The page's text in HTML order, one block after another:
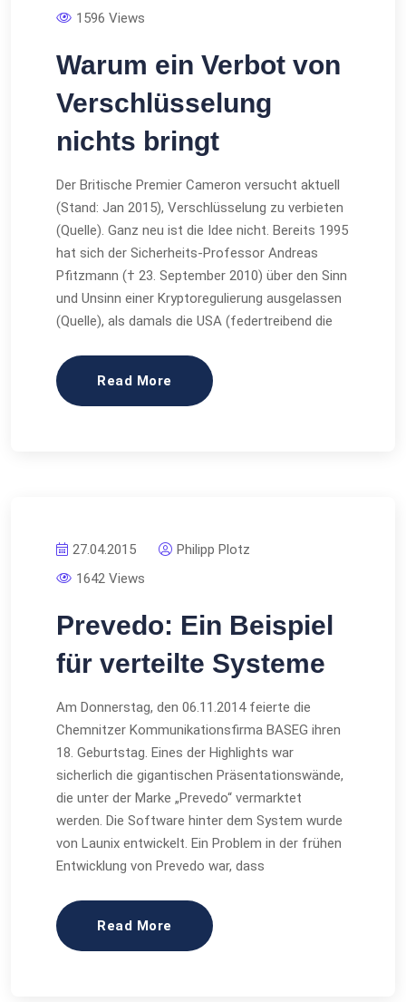
1596 Views
Warum ein Verbot von
Verschlüsselung
nichts bringt
Der Britische Premier Cameron versucht aktuell
(Stand: Jan 2015), Verschlüsselung zu verbieten
(Quelle). Ganz neu ist die Idee nicht. Bereits 1995
hat sich der Sicherheits-Professor Andreas
Pfitzmann († 23. September 2010) über den Sinn
und Unsinn einer Kryptoregulierung ausgelassen
(Quelle), als damals die USA (federtreibend die
Read More
27.04.2015
Philipp Plotz
1642 Views
Prevedo: Ein Beispiel
für verteilte Systeme
Am Donnerstag, den 06.11.2014 feierte die
Chemnitzer Kommunikationsfirma BASEG ihren
18. Geburtstag. Eines der Highlights war
sicherlich die gigantischen Präsentationswände,
die unter der Marke „Prevedo“ vermarktet
werden. Die Software hinter dem System wurde
von Launix entwickelt. Ein Problem in der frühen
Entwicklung von Prevedo war, dass
Read More